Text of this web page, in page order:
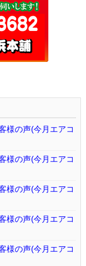
様の声(今月エアコ
様の声(今月エアコ
様の声(今月エアコ
様の声(今月エアコ
様の声(今月エアコ